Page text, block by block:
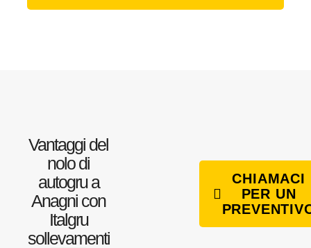
Vantaggi del
nolo di
autogru a
Anagni con
Italgru
sollevamenti
CHIAMACI
PER UN